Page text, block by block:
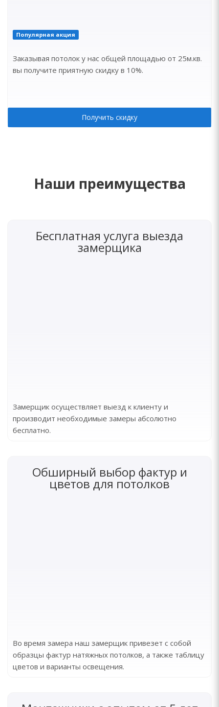
Популярная акция
Заказывая потолок у нас общей площадью от 25м.кв.
вы получите приятную скидку в 10%.
Получить скидку
Наши преимущества
Бесплатная услуга выезда
замерщика
Замерщик осуществляет выезд к клиенту и
производит необходимые замеры абсолютно
бесплатно.
Обширный выбор фактур и
цветов для потолков
Во время замера наш замерщик привезет с собой
образцы фактур натяжных потолков, а также таблицу
цветов и варианты освещения.